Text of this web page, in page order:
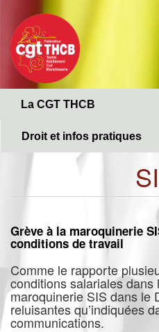
contenu
principal
La CGT THCB
Droit et infos pratiques
Grève à la maroquinerie
conditions de travail
Comme le rapporte
conditions salariales dans
maroquinerie SIS dans le
reluisantes qu’indiquées
communications.